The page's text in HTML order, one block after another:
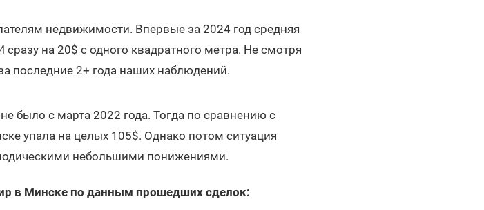
недвижимости. Впервые за 2024 год средняя
на 20$ с одного квадратного метра. Не смотря
последние 2+ года наших наблюдений.
было с марта 2022 года. Тогда по сравнению с
упала на целых 105$. Однако потом ситуация
небольшими понижениями.
в Минске по данным прошедших сделок: